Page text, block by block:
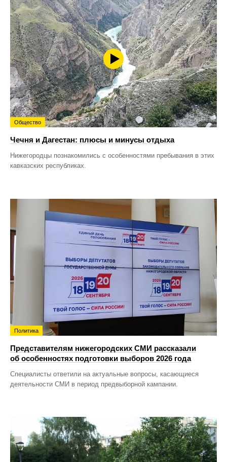
Общество
Чечня и Дагестан: плюсы и минусы отдыха
Нижегородцы познакомились с особенностями пребывания в этих
кавказских республиках.
Политика
Представителям нижегородских СМИ рассказали
об особенностях подготовки выборов 2026 года
Специалисты ответили на актуальные вопросы, касающиеся
деятельности СМИ в период предвыборной кампании.